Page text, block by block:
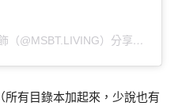
MSBT 幔室布緹／織品窗簾家飾（@MSBT.LIVING）分享的貼文
所有目錄本加起來，少說也有